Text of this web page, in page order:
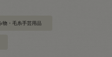
物・毛糸手芸用品